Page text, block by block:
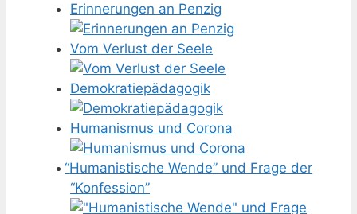
Erinnerungen an Penzig
Vom Verlust der Seele
Demokratiepädagogik
Humanismus und Corona
“Humanistische Wende” und Frage der
“Konfession”